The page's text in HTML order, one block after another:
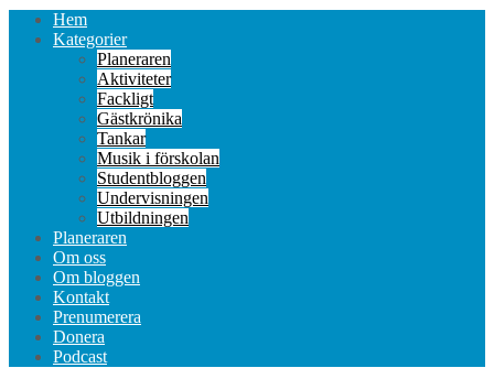
Hem
Kategorier
Planeraren
Aktiviteter
Fackligt
Gästkrönika
Tankar
Musik i förskolan
Studentbloggen
Undervisningen
Utbildningen
Planeraren
Om oss
Om bloggen
Kontakt
Prenumerera
Donera
Podcast